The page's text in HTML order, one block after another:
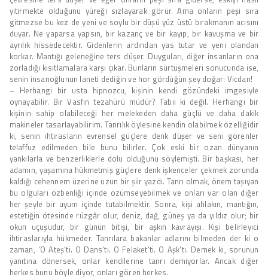
yitirmekte olduğunu yüreği sızlayarak görür. Ama onların peşi sıra
gitmezse bu kez de yeni ve soylu bir düşü yüz üstü bırakmanın acısını
duyar. Ne yaparsa yapsın, bir kazanç ve bir kayıp, bir kavuşma ve bir
ayrılık hissedecektir. Gidenlerin ardından yas tutar ve yeni olandan
korkar. Mantığı geleneğine ters düşer. Duyguları, diğer insanların ona
zorladığı kısıtlamalara karşı çıkar. Bunların sürtüşmeleri sonucunda ise,
senin insanoğlunun laneti dediğin ve hor gördüğün şey doğar: Vicdan!
– Herhangi bir usta hipnozcu, kişinin kendi gözündeki imgesiyle
oynayabilir. Bir Vasfın tezahürü müdür? Tabii ki değil. Herhangi bir
kişinin sahip olabileceği her melekeden daha güçlü ve daha dakik
makineler tasarlayabilirim. Tanrılık öylesine kendin olabilmek özelliğidir
ki, senin ihtirasların evrensel güçlere denk düşer ve seni görenler
telaffuz edilmeden bile bunu bilirler. Çok eski bir ozan dünyanın
yankılarla ve benzerliklerle dolu olduğunu söylemişti. Bir başkası, her
adamın, yaşamına hükmetmiş güçlere denk işkenceler çekmek zorunda
kaldığı cehennem üzerine uzun bir şiir yazdı. Tanrı olmak, önem taşıyan
bu olguları özbenliği içinde özümseyebilmek ve onları var olan diğer
her şeyle bir uyum içinde tutabilmektir. Sonra, kişi ahlakın, mantığın,
estetiğin ötesinde rüzgâr olur, deniz, dağ, güneş ya da yıldız olur; bir
okun uçuşudur, bir günün bitişi, bir aşkın kavrayışı. Kişi belirleyici
ihtiraslarıyla hükmeder. Tanrılara bakanlar adlarını bilmeden der ki o
zaman, ‘O Ateş’ti. O Dans’tı. O Felaket’ti. O Aşk’tı. Demek ki, sorunun
yanıtına dönersek, onlar kendilerine tanrı demiyorlar. Ancak diğer
herkes bunu böyle diyor, onları gören herkes.